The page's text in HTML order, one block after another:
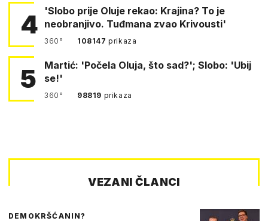
4
'Slobo prije Oluje rekao: Krajina? To je
neobranjivo. Tuđmana zvao Krivousti'
360° 108147prikaza
5
Martić: 'Počela Oluja, što sad?'; Slobo: 'Ubij
se!'
360° 98819 prikaza
VEZANI ČLANCI
DEMOKRŠĆANIN?